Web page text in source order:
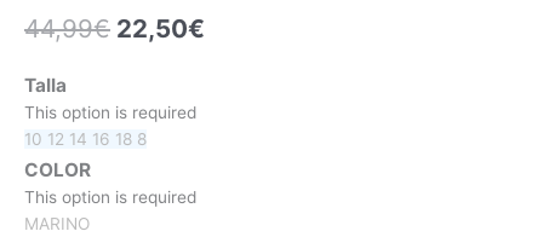
44,99€ 22,50€
Talla
This option is required
10 12 14 16 18 8
COLOR
This option is required
MARINO